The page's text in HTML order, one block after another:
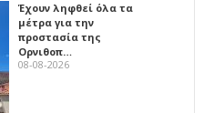
Έχουν ληφθεί όλα τα
μέτρα για την
προστασία της
Ορνιθοπ…
08-08-2026